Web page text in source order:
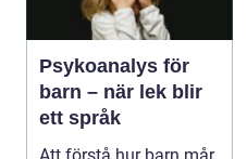
Psykoanalys för
barn – när lek blir
ett språk